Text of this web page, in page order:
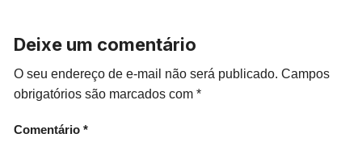
Deixe um comentário
O seu endereço de e-mail não será publicado. Campos
obrigatórios são marcados com*
Comentário*